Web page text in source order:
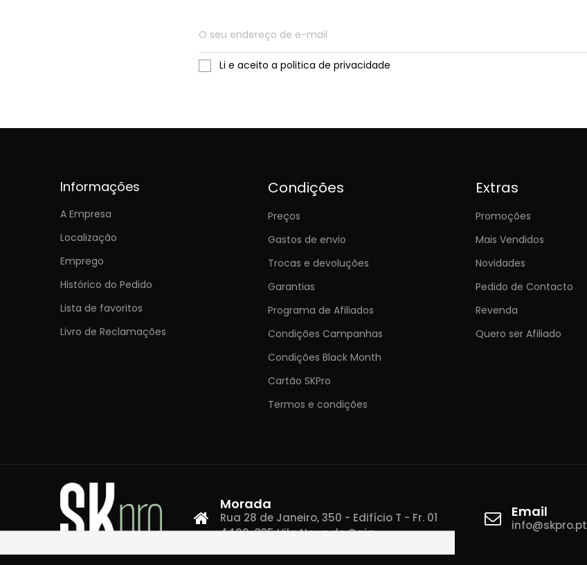
Li e aceito a politica de privacidade
Informações
A Empresa
Localização
Emprego
Histórico do Pedido
Lista de favoritos
Livro de Reclamações
Condições
Preços
Gastos de envio
Trocas e devoluções
Garantias
Programa de Afiliados
Condições Campanhas
Condições Black Month
Cartão SKPro
Termos e condições
Extras
Promoções
Mais Vendidos
Novidades
Pedido de Contacto
Revenda
Quero ser Afiliado
Morada
Rua 28 de Janeiro, 350 - Edifício T - Fr. 01
4400-335 Vila Nova de Gaia
Email
info@skpro.pt